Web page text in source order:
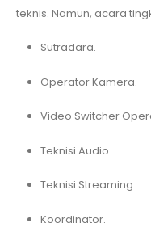
teknis. Namun, acara
Sutradara.
Operator Kamera.
Video Switcher
Teknisi Audio.
Teknisi Streaming.
Koordinator.